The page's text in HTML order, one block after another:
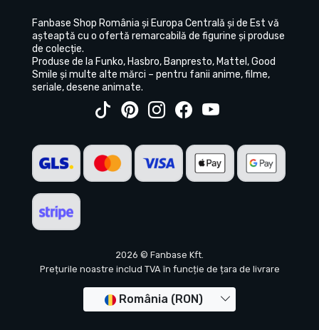
Fanbase Shop România și Europa Centrală și de Est vă
așteaptă cu o ofertă remarcabilă de figurine și produse
de colecție.
Produse de la Funko, Hasbro, Banpresto, Mattel, Good
Smile și multe alte mărci – pentru fanii anime, filme,
seriale, desene animate.
2026 © Fanbase Kft.
Prețurile noastre includ TVA în funcție de țara de livrare
România (RON)